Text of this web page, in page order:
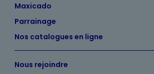
Maxicado
Parrainage
Nos catalogues en ligne
Nous rejoindre